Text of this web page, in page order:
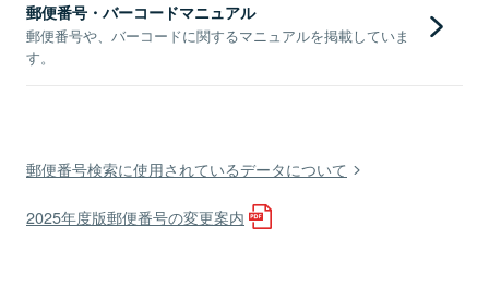
郵便番号・バーコードマニュアル
郵便番号や、バーコードに関するマニュアルを掲載していま
す。
郵便番号検索に使用されているデータについて
2025年度版郵便番号の変更案内